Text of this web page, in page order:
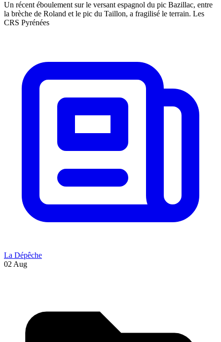
Un récent éboulement sur le versant espagnol du pic Bazillac, entre
la brèche de Roland et le pic du Taillon, a fragilisé le terrain. Les
CRS Pyrénées
La Dépêche
02 Aug